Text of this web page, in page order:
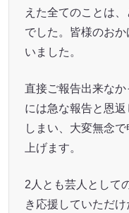
えた全てのことは
でした。皆様のお
いました。
直接ご報告出来な
には急な報告と恩
しまい、大変無念
上げます。
2人とも芸人として
き応援していただ